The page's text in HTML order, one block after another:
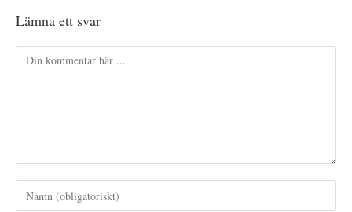
Lämna ett svar
Kommentar
Ange
ditt